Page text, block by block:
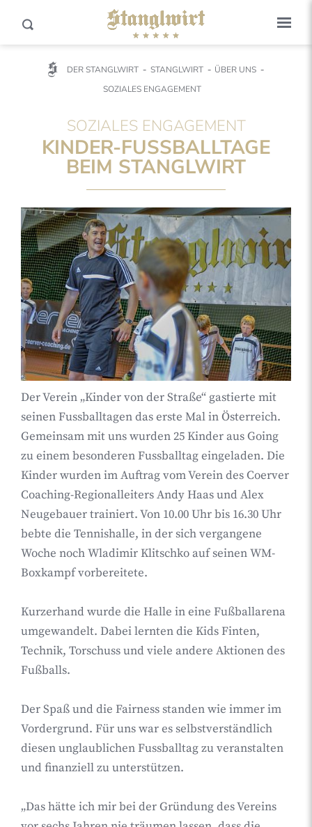
DER STANGLWIRT STANGLWIRT
ÜBER UNS
SOZIALES ENGAGEMENT
SOZIALES ENGAGEMENT
KINDER-FUSSBALLTAGE
BEIM STANGLWIRT
Der Verein „Kinder von der Straße“ gastierte mit
seinen Fussballtagen das erste Mal in Österreich.
Gemeinsam mit uns wurden 25 Kinder aus Going
zu einem besonderen Fussballtag eingeladen. Die
Kinder wurden im Auftrag vom Verein des Coerver
Coaching-Regionalleiters Andy Haas und Alex
Neugebauer trainiert. Von 10.00 Uhr bis 16.30 Uhr
bebte die Tennishalle, in der sich vergangene
Woche noch Wladimir Klitschko auf seinen WM-
Boxkampf vorbereitete.
Kurzerhand wurde die Halle in eine Fußballarena
umgewandelt. Dabei lernten die Kids Finten,
Technik, Torschuss und viele andere Aktionen des
Fußballs.
Der Spaß und die Fairness standen wie immer im
Vordergrund. Für uns war es selbstverständlich
diesen unglaublichen Fussballtag zu veranstalten
und finanziell zu unterstützen.
„Das hätte ich mir bei der Gründung des Vereins